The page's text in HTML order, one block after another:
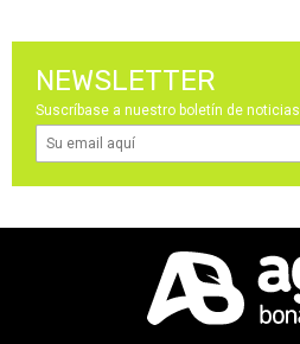
NEWSLETTER
Suscríbase a nuestro boletín de noticias